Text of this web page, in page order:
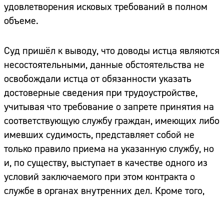
удовлетворения исковых требований в полном
объеме.
Суд пришёл к выводу, что доводы истца являются
несостоятельными, данные обстоятельства не
освобождали истца от обязанности указать
достоверные сведения при трудоустройстве,
учитывая что требование о запрете принятия на
соответствующую службу граждан, имеющих либо
имевших судимость, представляет собой не
только правило приема на указанную службу, но
и, по существу, выступает в качестве одного из
условий заключаемого при этом контракта о
службе в органах внутренних дел. Кроме того,